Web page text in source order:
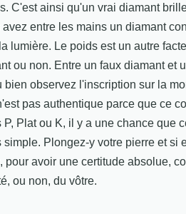
C'est ainsi qu'un vrai diamant
entre les mains un diamant
lumière. Le poids est un autre
ou non. Entre un faux diamant et
observez l'inscription sur la
pas authentique parce que ce
Plat ou K, il y a une chance que
Plongez-y votre pierre et si
pour avoir une certitude absolue,
ou non, du vôtre.